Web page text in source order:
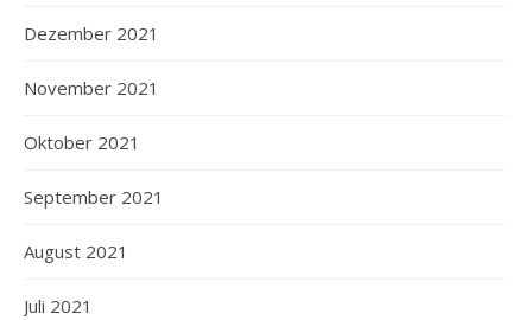
Dezember 2021
November 2021
Oktober 2021
September 2021
August 2021
Juli 2021